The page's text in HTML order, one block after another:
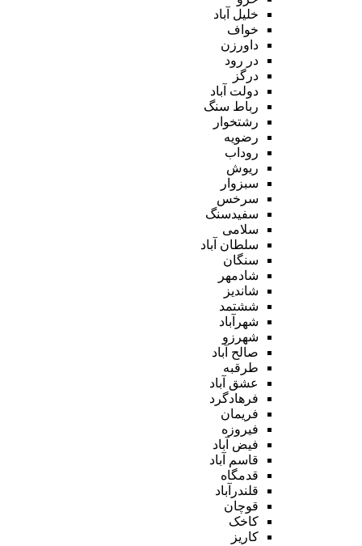
خلیل آباد
خواف
داورزن
در رود
درگز
دولت آباد
رباط سنگ
رشتخوار
رضویه
روداب
ریوش
سبزوار
سرخس
سفیدسنگ
سلامی
سلطان آباد
سنگان
شادمهر
شاندیز
ششتمد
شهرآباد
شهرزو
صالح آباد
طرقبه
عشق آباد
فرهادگرد
فریمان
فیروزه
فیض آباد
قاسم آباد
قدمگاه
قلندرآباد
قوچان
کاخک
کاریز